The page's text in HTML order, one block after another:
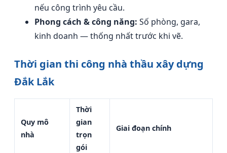
nếu công trình yêu cầu.
Phong cách & công năng: Số phòng, gara,
kinh doanh — thống nhất trước khi vẽ.
Thời gian thi công nhà thầu xây dựng
Đắk Lắk
Quy mô
nhà
Thời
gian
trọn
gói
Giai đoạn chính